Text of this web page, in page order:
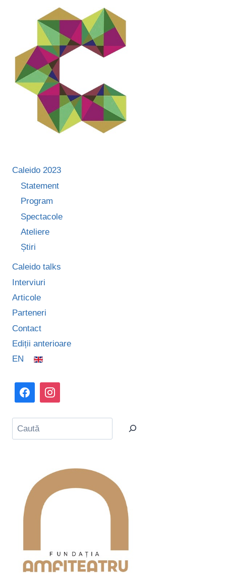
Caleido 2023
Statement
Program
Spectacole
Ateliere
Știri
Caleido talks
Interviuri
Articole
Parteneri
Contact
Ediții anterioare
EN
Caută